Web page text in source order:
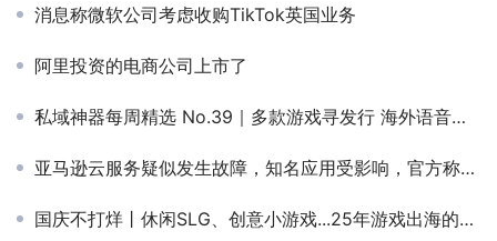
消息称微软公司考虑收购TikTok英国业务
阿里投资的电商公司上市了
私域神器每周精选 No.39｜多款游戏寻发行 海外语音直播平台寻休闲内购H5游戏合作
亚马逊云服务疑似发生故障，知名应用受影响，官方称“正在努力缓解并了解根本原因”
国庆不打烊丨休闲SLG、创意小游戏...25年游戏出海的两条腿，是怎么迈开步子的？